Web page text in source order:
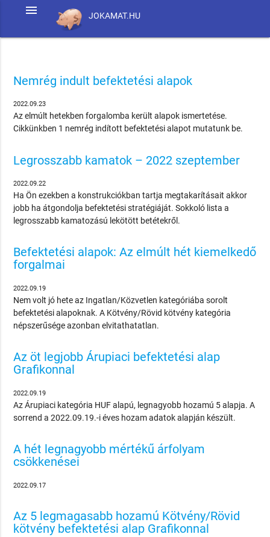
JOKAMAT.HU
menu
Nemrég indult befektetési alapok
2022.09.23
Az elmúlt hetekben forgalomba került alapok ismertetése.
Cikkünkben 1 nemrég indított befektetési alapot mutatunk be.
Legrosszabb kamatok – 2022 szeptember
2022.09.22
Ha Ön ezekben a konstrukciókban tartja megtakarításait akkor
jobb ha átgondolja befektetési stratégiáját. Sokkoló lista a
legrosszabb kamatozású lekötött betétekről.
Befektetési alapok: Az elmúlt hét kiemelkedő
forgalmai
2022.09.19
Nem volt jó hete az Ingatlan/Közvetlen kategóriába sorolt
befektetési alapoknak. A Kötvény/Rövid kötvény kategória
népszerűsége azonban elvitathatatlan.
Az öt legjobb Árupiaci befektetési alap
Grafikonnal
2022.09.19
Az Árupiaci kategória HUF alapú, legnagyobb hozamú 5 alapja. A
sorrend a 2022.09.19.-i éves hozam adatok alapján készült.
A hét legnagyobb mértékű árfolyam
csökkenései
2022.09.17
Az 5 legmagasabb hozamú Kötvény/Rövid
kötvény befektetési alap Grafikonnal